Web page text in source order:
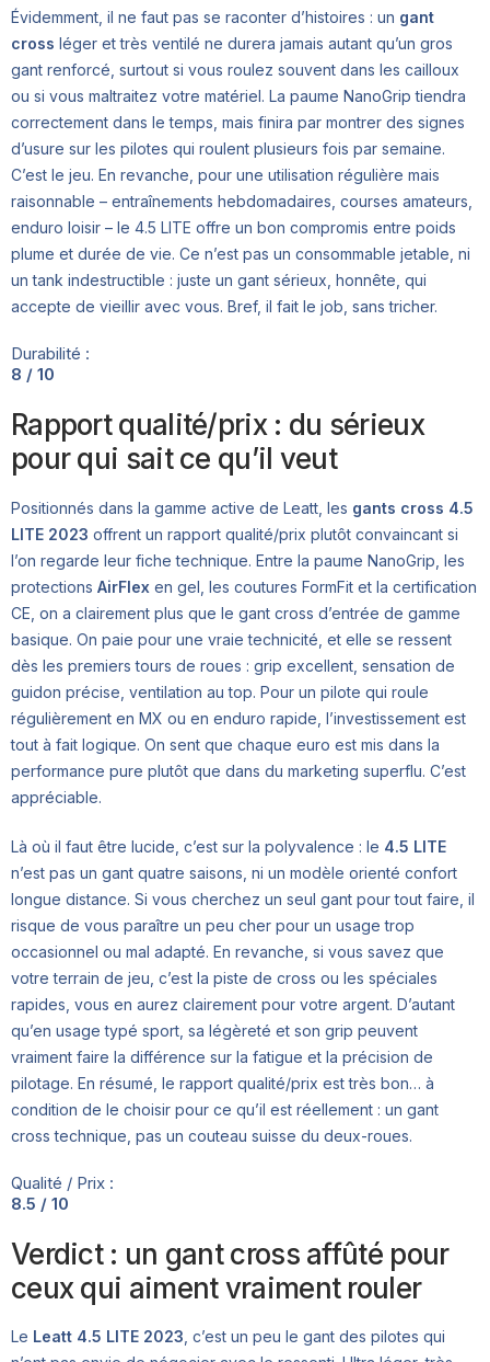
Évidemment, il ne faut pas se raconter d’histoires : un gant
cross léger et très ventilé ne durera jamais autant qu’un gros
gant renforcé, surtout si vous roulez souvent dans les cailloux
ou si vous maltraitez votre matériel. La paume NanoGrip tiendra
correctement dans le temps, mais finira par montrer des signes
d’usure sur les pilotes qui roulent plusieurs fois par semaine.
C’est le jeu. En revanche, pour une utilisation régulière mais
raisonnable – entraînements hebdomadaires, courses amateurs,
enduro loisir – le 4.5 LITE offre un bon compromis entre poids
plume et durée de vie. Ce n’est pas un consommable jetable, ni
un tank indestructible : juste un gant sérieux, honnête, qui
accepte de vieillir avec vous. Bref, il fait le job, sans tricher.
Durabilité :
8 / 10
Rapport qualité/prix : du sérieux
pour qui sait ce qu’il veut
Positionnés dans la gamme active de Leatt, les gants cross 4.5
LITE 2023 offrent un rapport qualité/prix plutôt convaincant si
l’on regarde leur fiche technique. Entre la paume NanoGrip, les
protections AirFlex en gel, les coutures FormFit et la certification
CE, on a clairement plus que le gant cross d’entrée de gamme
basique. On paie pour une vraie technicité, et elle se ressent
dès les premiers tours de roues : grip excellent, sensation de
guidon précise, ventilation au top. Pour un pilote qui roule
régulièrement en MX ou en enduro rapide, l’investissement est
tout à fait logique. On sent que chaque euro est mis dans la
performance pure plutôt que dans du marketing superflu. C’est
appréciable.
Là où il faut être lucide, c’est sur la polyvalence : le 4.5 LITE
n’est pas un gant quatre saisons, ni un modèle orienté confort
longue distance. Si vous cherchez un seul gant pour tout faire, il
risque de vous paraître un peu cher pour un usage trop
occasionnel ou mal adapté. En revanche, si vous savez que
votre terrain de jeu, c’est la piste de cross ou les spéciales
rapides, vous en aurez clairement pour votre argent. D’autant
qu’en usage typé sport, sa légèreté et son grip peuvent
vraiment faire la différence sur la fatigue et la précision de
pilotage. En résumé, le rapport qualité/prix est très bon… à
condition de le choisir pour ce qu’il est réellement : un gant
cross technique, pas un couteau suisse du deux-roues.
Qualité / Prix :
8.5 / 10
Verdict : un gant cross affûté pour
ceux qui aiment vraiment rouler
Le Leatt 4.5 LITE 2023, c’est un peu le gant des pilotes qui